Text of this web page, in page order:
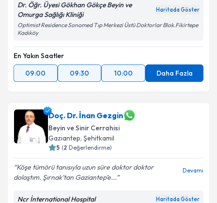
Dr. Öğr. Üyesi Gökhan Gökçe Beyin ve
Omurga Sağlığı Kliniği
Haritada Göster
Optimist Residence Sonomed Tıp Merkezi Üstü Doktorlar Blok.Fikirtepe
Kadıköy
En Yakın Saatler
09:00
09:30 10:00 Daha Fazla
Doç. Dr. İnan Gezgin
Beyin ve Sinir Cerrahisi
Gaziantep, Şehitkamil
5 (2 Değerlendirme)
Köşe tümörü tanısıyla uzun süre doktor doktor
dolaştım. Şırnak’tan Gaziantep’e...
Devamı
Ncr İnternational Hospital Haritada Göster